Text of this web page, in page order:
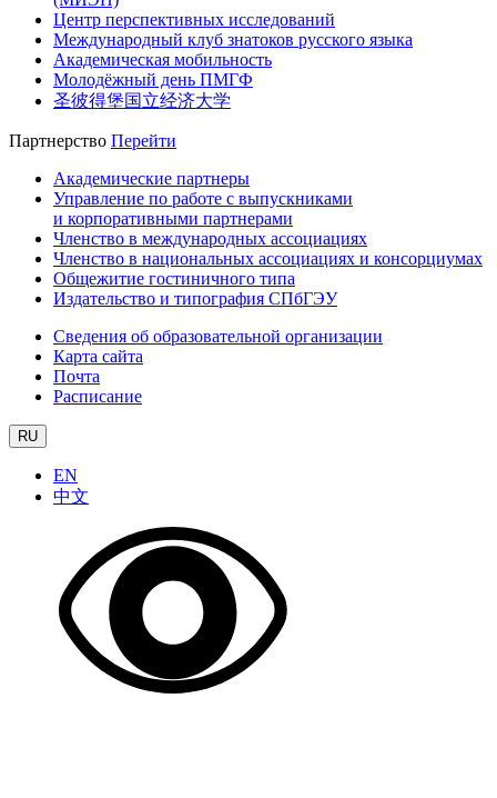
Центр перспективных исследований
Международный клуб знатоков русского языка
Академическая мобильность
Молодёжный день ПМГФ
圣彼得堡国立经济大学
Партнерство Перейти
Академические партнеры
Управление по работе с выпускниками
и корпоративными партнерами
Членство в международных ассоциациях
Членство в национальных ассоциациях и консорциумах
Общежитие гостиничного типа
Издательство и типография СПбГЭУ
Сведения об образовательной организации
Карта сайта
Почта
Расписание
RU
EN
中文